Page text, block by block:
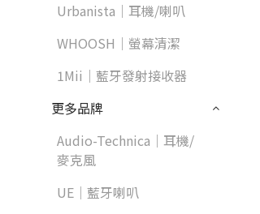
Urbanista｜耳機/喇叭
WHOOSH｜螢幕清潔
1Mii｜藍牙發射接收器
更多品牌
Audio-Technica｜耳機/
麥克風
UE｜藍牙喇叭